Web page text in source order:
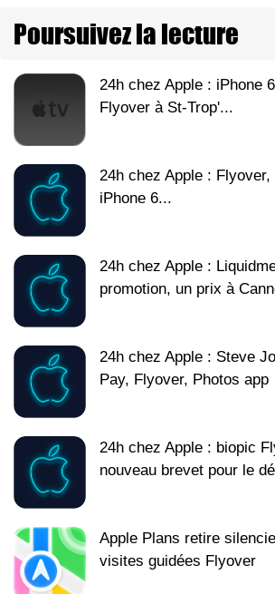
Poursuivez la lecture
24h chez Apple : iPhone
Flyover à St-Trop'...
24h chez Apple :
iPhone 6...
24h chez Apple :
promotion, un prix à
24h chez Apple : Steve
Pay, Flyover, Photos app
24h chez Apple : biopic
nouveau brevet pour le
Apple Plans retire
visites guidées Flyover